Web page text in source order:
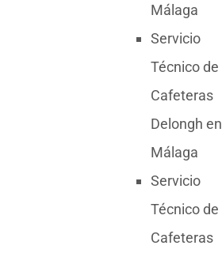
Málaga
Servicio
Técnico de
Cafeteras
Delongh en
Málaga
Servicio
Técnico de
Cafeteras